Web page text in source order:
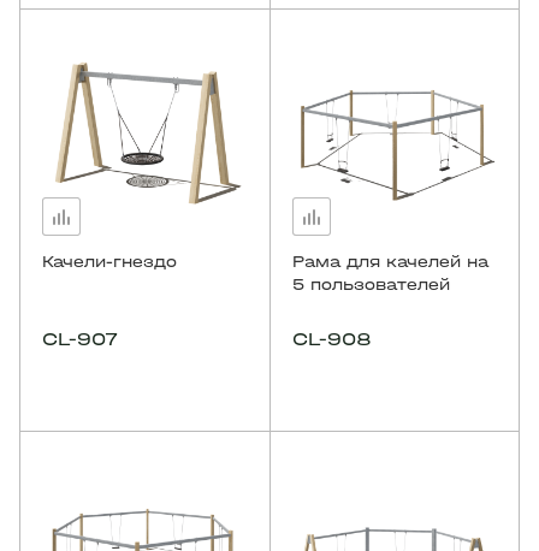
Качели-гнездо
CL-907
Рама для качелей на
5 пользователей
CL-908